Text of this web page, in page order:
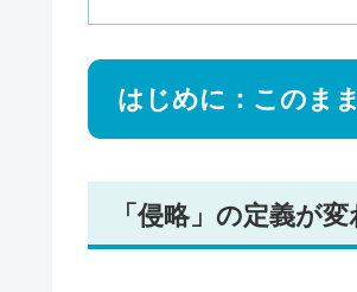
はじめに：このま
「侵略」の定義が